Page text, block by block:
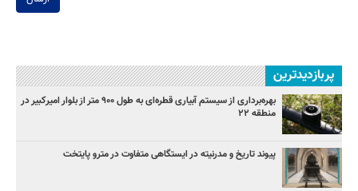
پربازدیدترین
بهره‌برداری از سیستم آبیاری قطره‌ای به طول ۹۰۰ متر از بلوار امیرکبیر در
منطقه ۲۲
پیوند تاریخ و مدرنیته در ایستگاهی متفاوت در مترو پایتخت